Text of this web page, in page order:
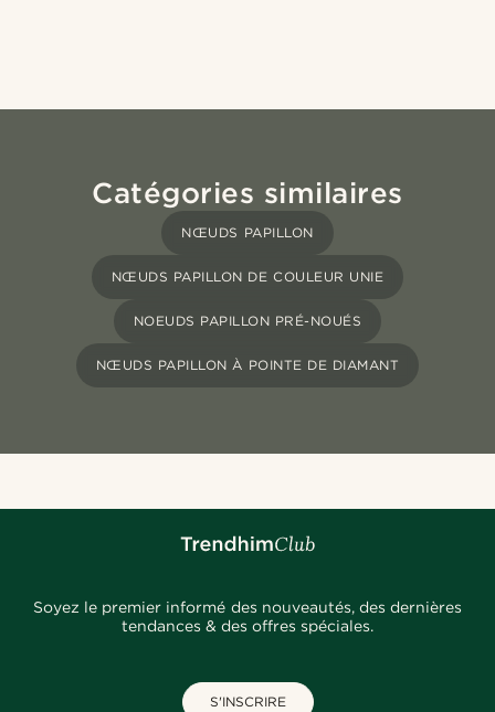
Catégories similaires
NŒUDS PAPILLON
NŒUDS PAPILLON DE COULEUR UNIE
NOEUDS PAPILLON PRÉ-NOUÉS
NŒUDS PAPILLON À POINTE DE DIAMANT
Soyez le premier informé des nouveautés, des dernières
tendances & des offres spéciales.
S'INSCRIRE